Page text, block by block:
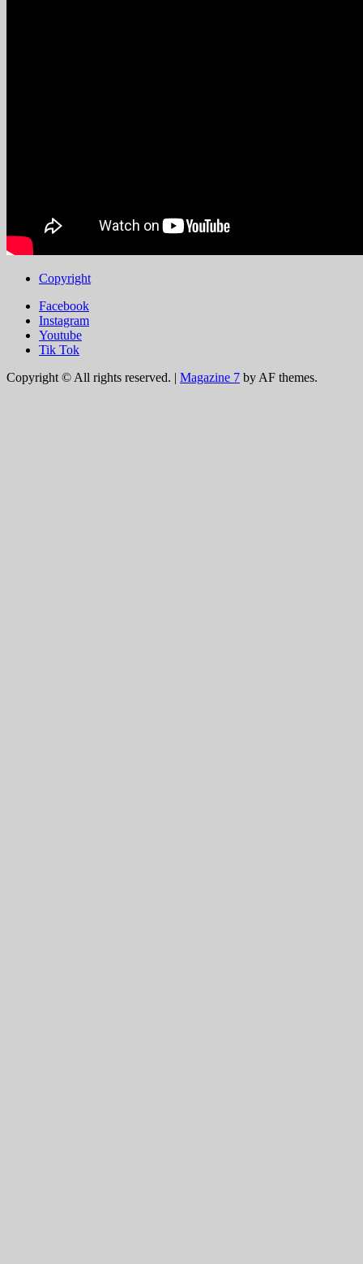
Copyright
Facebook
Instagram
Youtube
Tik Tok
Copyright © All rights reserved. | Magazine 7 by AF themes.